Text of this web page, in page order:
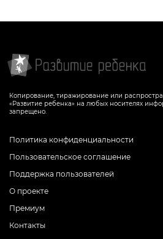
Копирование, тиражирование или
«Развитие ребенка» на любых носителях
запрещено.
Политика конфиденциальности
Пользовательское соглашение
Поддержка пользователей
О проекте
Премиум
Контакты